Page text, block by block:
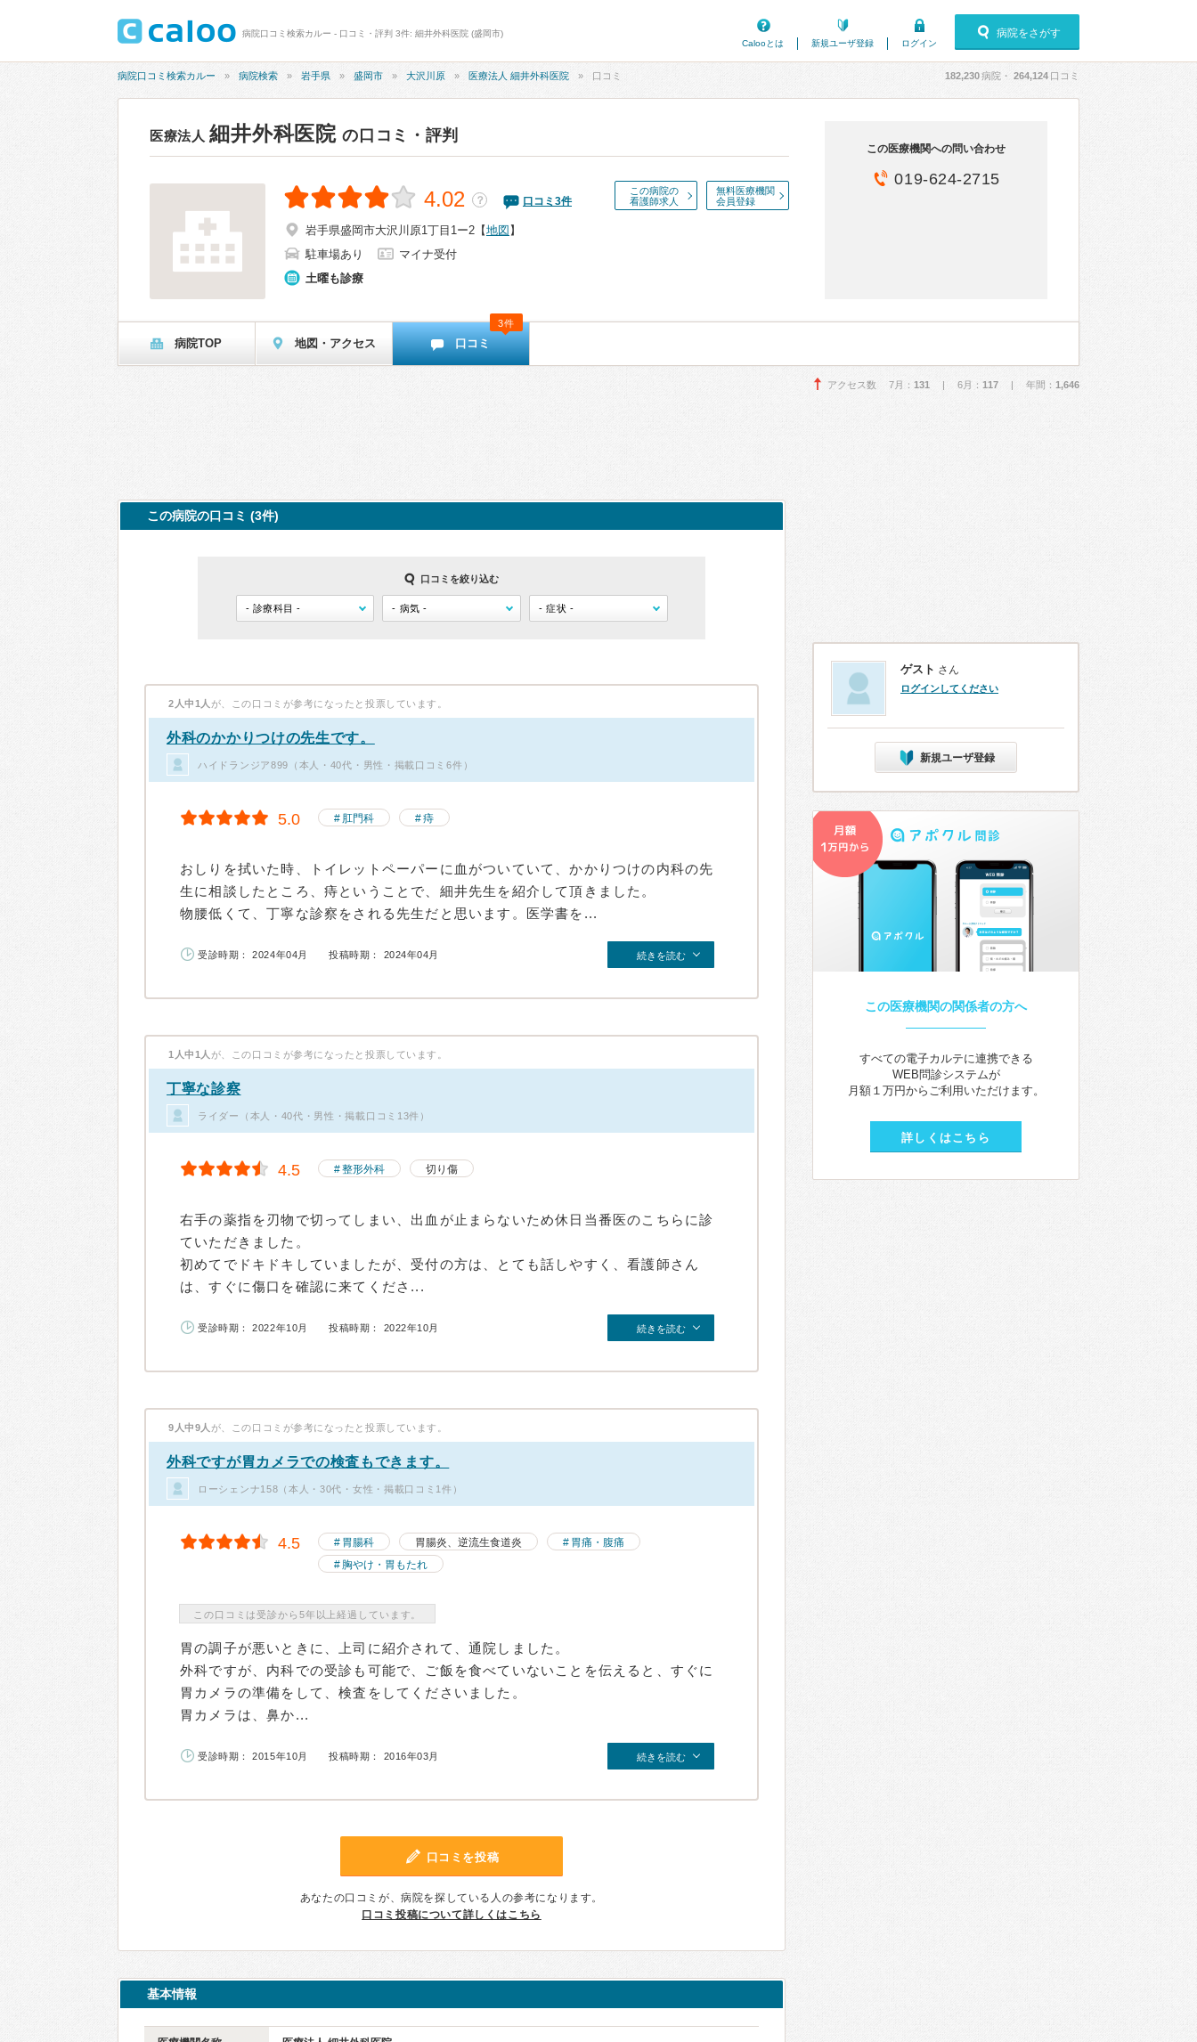
病院口コミ検索カルー - 口コミ・評判 3件: 細井外科医院 (盛岡市)
Calooとは
新規ユーザ登録 ログイン
病院をさがす
病院口コミ検索カルー 病院検索 岩手県 盛岡市 大沢川原 医療法人 細井外科医院 口コミ 182,230病院・ 264,124 口コミ
医療法人細井外科医院 の口コミ・評判
この病院の
看護師求人
無料医療機関
会員登録
4.02 ？ 口コミ 3件
岩手県盛岡市大沢川原1丁目1ー2 【地図 】
駐車場あり
マイナ受付
土曜も診療
この医療機関への問い合わせ
019-624-2715
病院TOP 地図・アクセス 口コミ
3件
アクセス数 7月： 131 | 6月： 117 | 年間： 1,646
この病院の口コミ (3件)
口コミを絞り込む
2人中1人 が、この口コミが参考になったと投票しています。
外科のかかりつけの先生です。
ハイドランジア899（本人・40代・男性・掲載口コミ6件）
5.0 肛門科 痔
おしりを拭いた時、トイレットペーパーに血がついていて、かかりつけの内科の先
生に相談したところ、痔ということで、細井先生を紹介して頂きました。
物腰低くて、丁寧な診察をされる先生だと思います。医学書を...
受診時期： 2024年04月 投稿時期： 2024年04月 続きを読む
1人中1人 が、この口コミが参考になったと投票しています。
丁寧な診察
ライダー（本人・40代・男性・掲載口コミ13件）
4.5 整形外科 切り傷
右手の薬指を刃物で切ってしまい、出血が止まらないため休日当番医のこちらに診
ていただきました。
初めてでドキドキしていましたが、受付の方は、とても話しやすく、看護師さん
は、すぐに傷口を確認に来てくださ...
受診時期： 2022年10月 投稿時期： 2022年10月 続きを読む
9人中9人 が、この口コミが参考になったと投票しています。
外科ですが胃カメラでの検査もできます。
ローシェンナ158（本人・30代・女性・掲載口コミ1件）
4.5 胃腸科 胃腸炎、逆流生食道炎
胃痛・腹痛
胸やけ・胃もたれ
この口コミは受診から5年以上経過しています。
胃の調子が悪いときに、上司に紹介されて、通院しました。
外科ですが、内科での受診も可能で、ご飯を食べていないことを伝えると、すぐに
胃カメラの準備をして、検査をしてくださいました。
胃カメラは、鼻か...
受診時期： 2015年10月 投稿時期： 2016年03月 続きを読む
口コミを投稿
あなたの口コミが、病院を探している人の参考になります。
口コミ投稿について詳しくはこちら
基本情報
ゲスト さん
ログインしてください
新規ユーザ登録
この医療機関の関係者の方へ
すべての電子カルテに連携できる
WEB問診システムが
月額１万円からご利用いただけます。
詳しくはこちら